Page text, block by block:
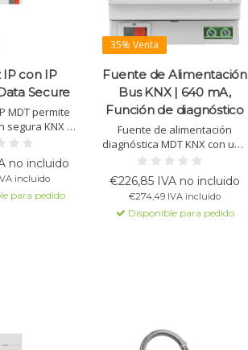
con IP
Secure
MDT permite
segura KNX a
IP con 4
Secure y Data
por bus
de
no incluido
incluido
para pedido
35% Venta
Fuente de Alimentación
Bus KNX | 640 mA,
Función de diagnóstico
Fuente de alimentación
diagnóstica MDT KNX con una
salida de 640mA para la
tensión del bus, con bobina
incluida y una salida
separada de 30V DC. Incluye
diagnóstico de fallos en el
€226,85 IVA no incluido
€274,49 IVA incluido
Disponible para pedido